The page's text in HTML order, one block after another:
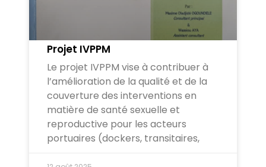
Projet IVPPM
Le projet IVPPM vise à contribuer à
l’amélioration de la qualité et de la
couverture des interventions en
matière de santé sexuelle et
reproductive pour les acteurs
portuaires (dockers, transitaires,